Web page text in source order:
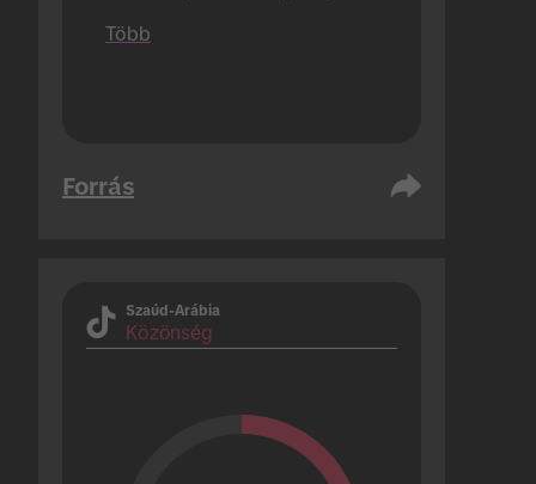
Több
Forrás
Szaúd-Arábia
Közönség